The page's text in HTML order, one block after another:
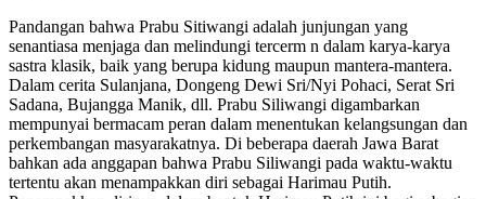
Pandangan bahwa Prabu Sitiwangi adalah junjungan yang
senantiasa menjaga dan melindungi tercerm n dalam karya-karya
sastra klasik, baik yang berupa kidung maupun mantera-mantera.
Dalam cerita Sulanjana, Dongeng Dewi Sri/Nyi Pohaci, Serat Sri
Sadana, Bujangga Manik, dll. Prabu Siliwangi digambarkan
mempunyai bermacam peran dalam menentukan kelangsungan dan
perkembangan masyarakatnya. Di beberapa daerah Jawa Barat
bahkan ada anggapan bahwa Prabu Siliwangi pada waktu-waktu
tertentu akan menampakkan diri sebagai Harimau Putih.